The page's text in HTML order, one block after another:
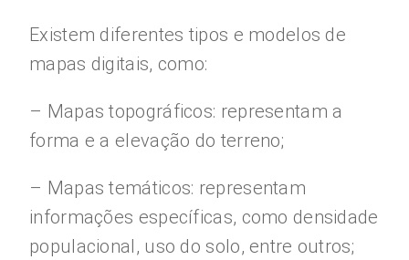
Existem diferentes tipos e modelos de
mapas digitais, como:
– Mapas topográficos: representam a
forma e a elevação do terreno;
– Mapas temáticos: representam
informações específicas, como densidade
populacional, uso do solo, entre outros;